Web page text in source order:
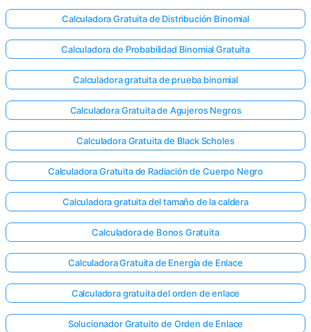
Calculadora Gratuita de Distribución Binomial
Calculadora de Probabilidad Binomial Gratuita
Calculadora gratuita de prueba binomial
Calculadora Gratuita de Agujeros Negros
Calculadora Gratuita de Black Scholes
Calculadora Gratuita de Radiación de Cuerpo Negro
Calculadora gratuita del tamaño de la caldera
Calculadora de Bonos Gratuita
Calculadora Gratuita de Energía de Enlace
Calculadora gratuita del orden de enlace
Solucionador Gratuito de Orden de Enlace